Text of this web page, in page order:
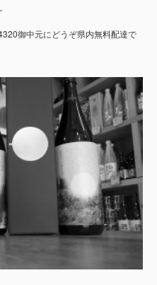
御中元にどうぞ県内無料配達で